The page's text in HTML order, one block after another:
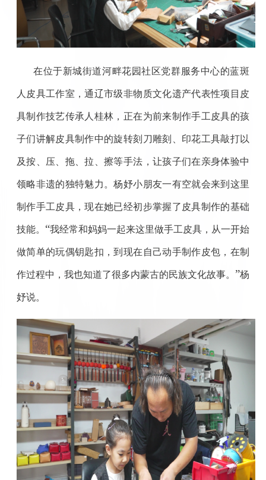
在位于新城街道河畔花园社区党群服务中心的蓝斑
人皮具工作室，通辽市级非物质文化遗产代表性项目皮
具制作技艺传承人桂林，正在为前来制作手工皮具的孩
子们讲解皮具制作中的旋转刻刀雕刻、印花工具敲打以
及按、压、拖、拉、擦等手法，让孩子们在亲身体验中
领略非遗的独特魅力。杨妤小朋友一有空就会来到这里
制作手工皮具，现在她已经初步掌握了皮具制作的基础
技能。 “我经常和妈妈一起来这里做手工皮具，从一开始
做简单的玩偶钥匙扣，到现在自己动手制作皮包，在制
作过程中，我也知道了很多内蒙古的民族文化故事。”杨
妤说。